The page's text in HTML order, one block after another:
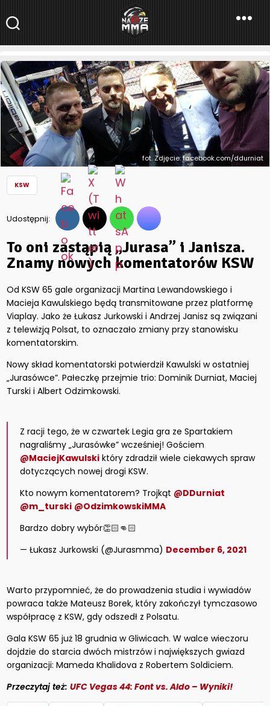
NaszeMMA
NaszeMMA.pl»Aktualności»Polskie MMA»KSW»To oni zastąpią
„Jurasa” i Janisza. Znamy nowych komentatorów KSW
fot. Zdjęcie: facebook.com/ddurniat
KSW
Udostępnij:
To oni zastąpią „Jurasa” i Janisza.
Znamy nowych komentatorów KSW
Od KSW 65 gale organizacji Martina Lewandowskiego i
Macieja Kawulskiego będą transmitowane przez platformę
Viaplay. Jako że Łukasz Jurkowski i Andrzej Janisz są związani
z telewizją Polsat, to oznaczało zmiany przy stanowisku
komentatorskim.
Nowy skład komentatorski potwierdził Kawulski w ostatniej
„Jurasówce”. Pałeczkę przejmie trio: Dominik Durniat, Maciej
Turski i Albert Odzimkowski.
Z racji tego, że w czwartek Legia gra ze Spartakiem
nagraliśmy „Jurasówke” wcześniej! Gościem
@MaciejKawulski który zdradził wiele ciekawych spraw
dotyczących nowej drogi KSW.
Kto nowym komentatorem? Trojkąt @DDurniat
@m_turski @OdzimkowskiMMA
Bardzo dobry wybór👏🏻👊🏻
— Łukasz Jurkowski (@Jurasmma) December 6, 2021
Warto przypomnieć, że do prowadzenia studia i wywiadów
powraca także Mateusz Borek, który zakończył tymczasowo
współpracę z KSW, gdy odszedł z Polsatu.
Gala KSW 65 już 18 grudnia w Gliwicach. W walce wieczoru
dojdzie do starcia dwóch mistrzów i największych gwiazd
organizacji: Mameda Khalidova z Robertem Soldiciem.
Przeczytaj też:UFC Vegas 44: Font vs. Aldo – Wyniki!